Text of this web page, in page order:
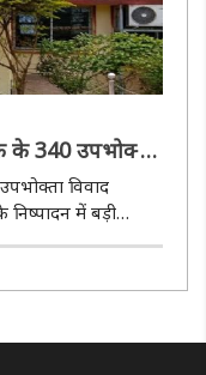
के 340 उपभोक्ता
विवाद
निष्पादन में बड़ी